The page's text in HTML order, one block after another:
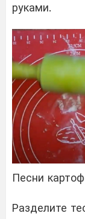
руками.
Песни
Разделите